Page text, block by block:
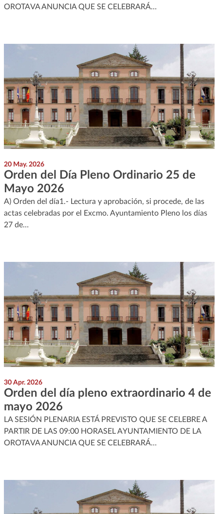
OROTAVA ANUNCIA QUE SE CELEBRARÁ…
20 May. 2026
Orden del Día Pleno Ordinario 25 de
Mayo 2026
A) Orden del día1.- Lectura y aprobación, si procede, de las
actas celebradas por el Excmo. Ayuntamiento Pleno los días
27 de…
30 Apr. 2026
Orden del día pleno extraordinario 4 de
mayo 2026
LA SESIÓN PLENARIA ESTÁ PREVISTO QUE SE CELEBRE A
PARTIR DE LAS 09:00 HORASEL AYUNTAMIENTO DE LA
OROTAVA ANUNCIA QUE SE CELEBRARÁ…